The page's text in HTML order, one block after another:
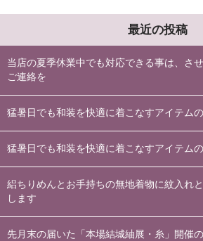
最近の投稿
当店の夏季休業中でも対応できる事は、さ
ご連絡を
猛暑日でも和装を快適に着こなすアイテム
猛暑日でも和装を快適に着こなすアイテム
絽ちりめんとお手持ちの無地着物に紋入れ
します
先月末の届いた「本場結城紬展・糸」開催